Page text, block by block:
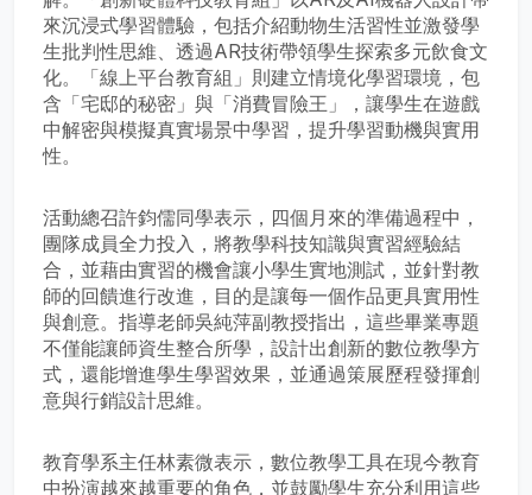
來沉浸式學習體驗，包括介紹動物生活習性並激發學
生批判性思維、透過AR技術帶領學生探索多元飲食文
化。「線上平台教育組」則建立情境化學習環境，包
含「宅邸的秘密」與「消費冒險王」，讓學生在遊戲
中解密與模擬真實場景中學習，提升學習動機與實用
性。
活動總召許鈞儒同學表示，四個月來的準備過程中，
團隊成員全力投入，將教學科技知識與實習經驗結
合，並藉由實習的機會讓小學生實地測試，並針對教
師的回饋進行改進，目的是讓每一個作品更具實用性
與創意。指導老師吳純萍副教授指出，這些畢業專題
不僅能讓師資生整合所學，設計出創新的數位教學方
式，還能增進學生學習效果，並通過策展歷程發揮創
意與行銷設計思維。
教育學系主任林素微表示，數位教學工具在現今教育
中扮演越來越重要的角色，並鼓勵學生充分利用這些